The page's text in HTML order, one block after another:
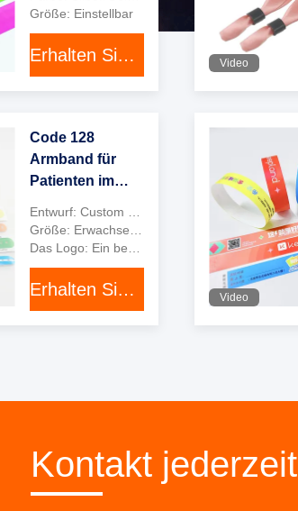
etc +
Kunden gedient
Armbänder.
Größe: Einstellbar
Erhalten Sie besten Preis Video
Code 128
Armband für
Patienten im
Name Tag
Armband
Kunststoffmaterial
Erhalten Sie besten Preis Video
Kontakt jederzeit